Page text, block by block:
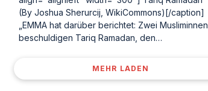
(By Joshua Sherurcij, WikiCommons)[/caption]
„EMMA hat darüber berichtet: Zwei Musliminnen
beschuldigen Tariq Ramadan, den…
MEHR LADEN